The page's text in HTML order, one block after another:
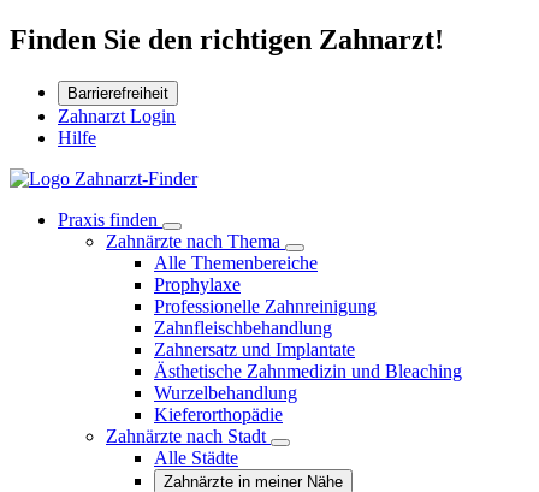
Finden Sie den richtigen Zahnarzt!
Barrierefreiheit
Zahnarzt Login
Hilfe
Praxis finden
Zahnärzte nach Thema
Alle Themenbereiche
Prophylaxe
Professionelle Zahnreinigung
Zahnfleischbehandlung
Zahnersatz und Implantate
Ästhetische Zahnmedizin und Bleaching
Wurzelbehandlung
Kieferorthopädie
Zahnärzte nach Stadt
Alle Städte
Zahnärzte in meiner Nähe